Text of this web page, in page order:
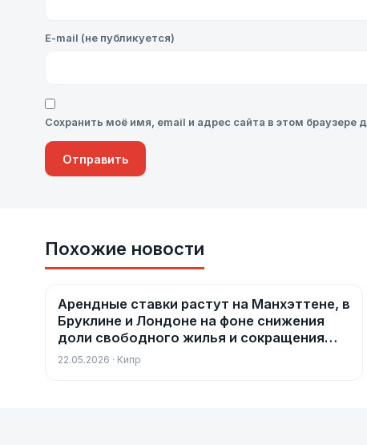
E-mail (не публикуется)
Сохранить моё имя, email и адрес сайта в этом
Похожие новости
Новости
Арендные ставки растут на Манхэттене, в
Бруклине и Лондоне на фоне снижения
доли свободного жилья и сокращения
предложения
22.05.2026 · Кипр